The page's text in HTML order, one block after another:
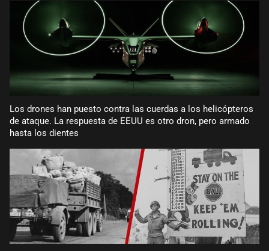
Los drones han puesto contra las cuerdas a los helicópteros
de ataque. La respuesta de EEUU es otro dron, pero armado
hasta los dientes